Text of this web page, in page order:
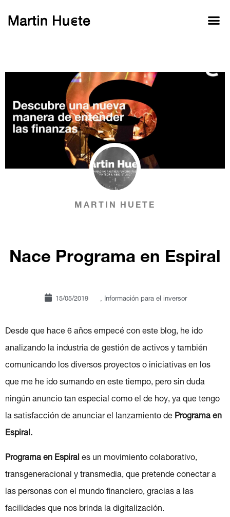
MARTIN HUETE
Nace Programa en Espiral
15/05/2019 , Información para el inversor
Desde que hace 6 años empecé con este blog, he ido
analizando la industria de gestión de activos y también
comunicando los diversos proyectos o iniciativas en los
que me he ido sumando en este tiempo, pero sin duda
ningún anuncio tan especial como el de hoy, ya que tengo
la satisfacción de anunciar el lanzamiento de Programa en
Espiral.
Programa en Espiral es un movimiento colaborativo,
transgeneracional y transmedia, que pretende conectar a
las personas con el mundo financiero, gracias a las
facilidades que nos brinda la digitalización.